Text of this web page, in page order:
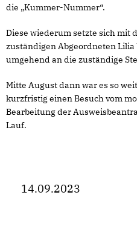
die „Kummer-Nummer“.
Diese wiederum setzte sich mit
zuständigen Abgeordneten
umgehend an die zuständige
Mitte August dann war es so
kurzfristig einen Besuch vom
Bearbeitung der
Lauf.
14.09.2023